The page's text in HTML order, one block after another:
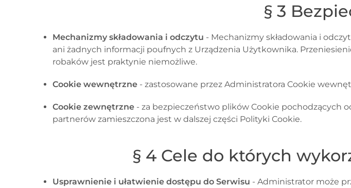
§ 3
Mechanizmy składowania i odczytu - Mechanizmy składowania i
ani żadnych informacji poufnych z Urządzenia Użytkownika.
robaków jest praktynie niemożliwe.
Cookie wewnętrzne - zastosowane przez Administratora Cookie
Cookie zewnętrzne - za bezpieczeństwo plików Cookie pochodzących
partnerów zamieszczona jest w dalszej części Polityki Cookie.
§ 4 Cele do których
Usprawnienie i ułatwienie dostępu do Serwisu - Administrator może